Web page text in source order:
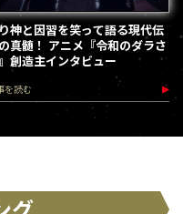
神と因習を笑って語る現代伝
真髄！ アニメ『令和のダラさ
創造主インタビュー
を読む